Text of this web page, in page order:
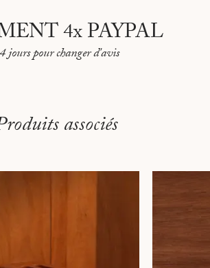
4x PAYPAL
jours pour changer d'avis
associés